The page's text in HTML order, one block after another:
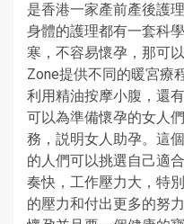
是香港一家產前產後護
身體的護理都有一套科
寒，不容易懷孕，那可
Zone提供不同的暖宮療
利用精油按摩小腹，還
可以為準備懷孕的女人
務，説明女人助孕。這
的人們可以挑選自己適
奏快，工作壓力大，特
的壓力和付出更多的努